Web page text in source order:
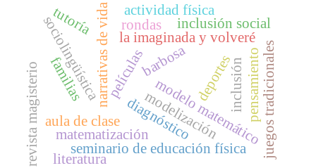
narrativas de vida
modelización
sociolingüística
aula de clase
barbosa
películas
la imaginada y volveré
matematización
familias modelo matemático
revista magisterio seminario de educación física
deportes juegos tradicionales
rondas
actividad física
inclusión
inclusión social
diagnóstico
literatura
tutoría
pensamiento